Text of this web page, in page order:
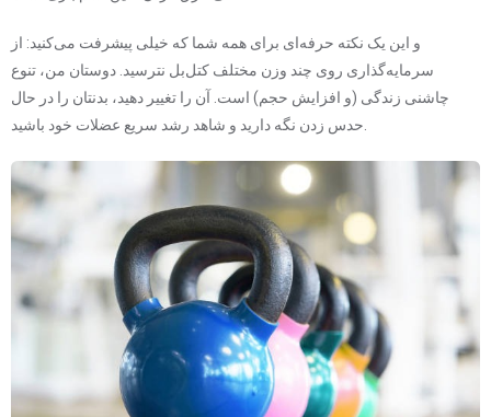
و این یک نکته حرفه‌ای برای همه شما که خیلی پیشرفت می‌کنید: از
سرمایه‌گذاری روی چند وزن مختلف کتل‌بل نترسید. دوستان من، تنوع
چاشنی زندگی (و افزایش حجم) است. آن را تغییر دهید، بدنتان را در حال